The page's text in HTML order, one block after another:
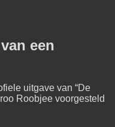
een
uitgave van “De
Roobjee voorgesteld